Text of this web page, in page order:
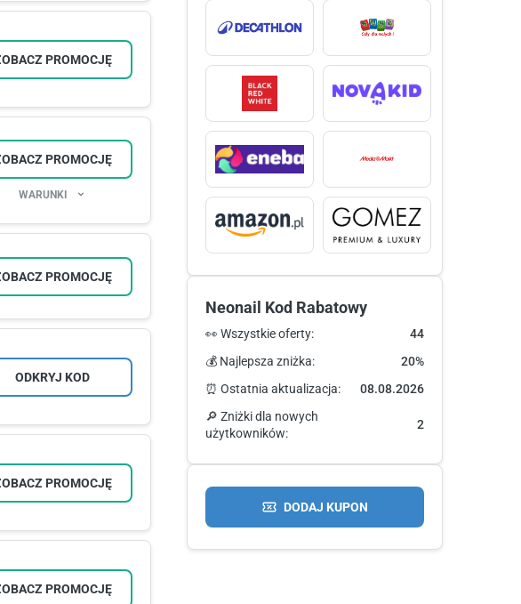
PROMOCJĘ
PROMOCJĘ
WARUNKI
PROMOCJĘ
ODKRYJ KOD
PROMOCJĘ
PROMOCJĘ
Neonail Kod Rabatowy
👀 Wszystkie oferty:
44
💰 Najlepsza zniżka:
20%
⏰ Ostatnia aktualizacja:
08.08.2026
🔎 Zniżki dla nowych
użytkowników:
2
DODAJ KUPON